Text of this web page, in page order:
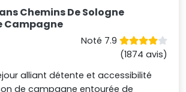
Chemins De Sologne
Campagne
Noté 7.9
(1874 avis)
alliant détente et accessibilité
de campagne entourée de